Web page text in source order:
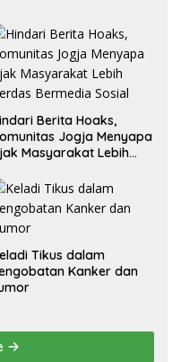
Berita Hoaks,
Jogja Menyapa
Masyarakat Lebih
Tikus dalam
Kanker dan